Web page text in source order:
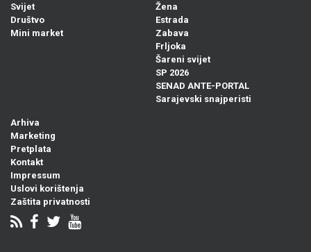
Svijet
Društvo
Mini market
Žena
Estrada
Zabava
Frljoka
Šareni svijet
SP 2026
SENAD ANTE-PORTAL
Sarajevski snajperisti
Arhiva
Marketing
Pretplata
Kontakt
Impressum
Uslovi korištenja
Zaštita privatnosti